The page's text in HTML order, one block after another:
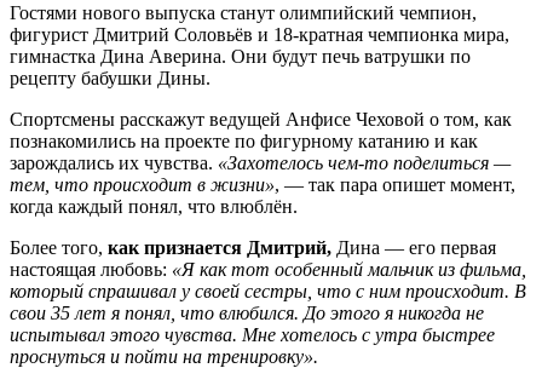
Гостями нового выпуска станут олимпийский чемпион,
фигурист Дмитрий Соловьёв и 18-кратная чемпионка мира,
гимнастка Дина Аверина. Они будут печь ватрушки по
рецепту бабушки Дины.
Спортсмены расскажут ведущей Анфисе Чеховой о том, как
познакомились на проекте по фигурному катанию и как
зарождались их чувства. «Захотелось чем-то поделиться —
тем, что происходит в жизни», — так пара опишет момент,
когда каждый понял, что влюблён.
Более того, как признается Дмитрий, Дина — его первая
настоящая любовь: «Я как тот особенный мальчик из фильма,
который спрашивал у своей сестры, что с ним происходит. В
свои 35 лет я понял, что влюбился. До этого я никогда не
испытывал этого чувства. Мне хотелось с утра быстрее
проснуться и пойти на тренировку».